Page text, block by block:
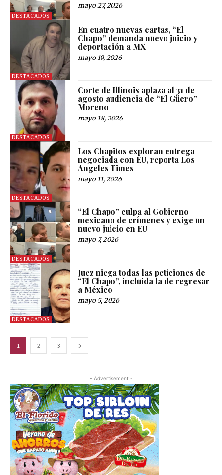
DESTACADOS
mayo 27, 2026
DESTACADOS
En cuatro nuevas cartas, “El
Chapo” demanda nuevo juicio y
deportación a MX
mayo 19, 2026
DESTACADOS
Corte de Illinois aplaza al 31 de
agosto audiencia de “El Güero”
Moreno
mayo 18, 2026
DESTACADOS
Los Chapitos exploran entrega
negociada con EU, reporta Los
Angeles Times
mayo 11, 2026
DESTACADOS
“El Chapo” culpa al Gobierno
mexicano de crímenes y exige un
nuevo juicio en EU
mayo 7, 2026
DESTACADOS
Juez niega todas las peticiones de
“El Chapo”, incluida la de regresar
a México
mayo 5, 2026
1 2 3
- Advertisement -